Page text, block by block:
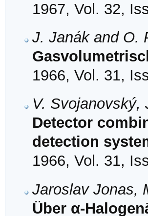
1967, Vol. 32,
J. Janák and O.
1966, Vol. 31,
V. Svojanovský,
Detector
detection
1966, Vol. 31,
Jaroslav Jonas,
Über α-